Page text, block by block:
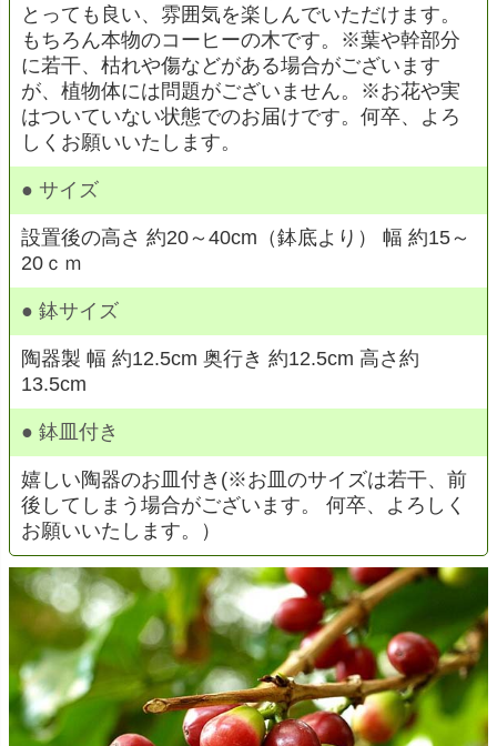
とっても良い、雰囲気を楽しんでいただけます。
もちろん本物のコーヒーの木です。※葉や幹部分
に若干、枯れや傷などがある場合がございます
が、植物体には問題がございません。※お花や実
はついていない状態でのお届けです。何卒、よろ
しくお願いいたします。
● サイズ
設置後の高さ 約20～40cm（鉢底より） 幅 約15～
20ｃｍ
● 鉢サイズ
陶器製 幅 約12.5cm 奥行き 約12.5cm 高さ約
13.5cm
● 鉢皿付き
嬉しい陶器のお皿付き(※お皿のサイズは若干、前
後してしまう場合がございます。 何卒、よろしく
お願いいたします。）